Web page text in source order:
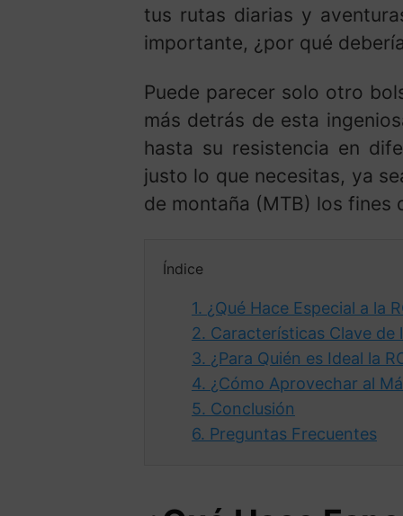
tus rutas diarias y
importante, ¿por qué
Puede parecer solo otro
más detrás de esta
hasta su resistencia en
justo lo que necesitas, ya
de montaña (MTB) los fines
Índice
1. ¿Qué Hace Especial a la
2. Características Clave de
3. ¿Para Quién es Ideal la
4. ¿Cómo Aprovechar al
5. Conclusión
6. Preguntas Frecuentes